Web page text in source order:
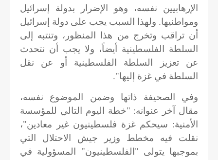
الإرهابيين نفسه، وهو الإضرار بدولة إسرائيل
ومواطنيها. ولهذا السبب يجب على دولة إسرائيل
أن تراقب وتخرج من هذا المنظور، وتنتبه إلى
السلطة الفلسطينية أيضاً، ولا يجب أن نتحدث
عن تعزيز السلطة الفلسطينية أو عن نقل
السلطة في غزة إليها".
وفي الصحيفة ذاتها وضمن الموضوع نفسه،
مقال آخر عنوانه: "خطة اليوم التالي للمؤسسة
الأمنية: سيحكم غزة فلسطينيون غير معادين"،
نقلت فيه مخطط وزير جيش الاحتلال التي
بموجبها يتولى "الفلسطينيون" المسؤولية في